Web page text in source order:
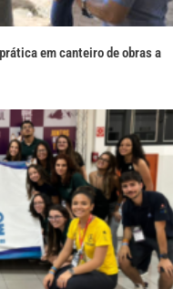
em canteiro de obras a